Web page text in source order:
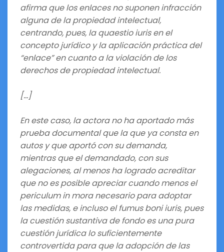
afirma que los enlaces no suponen infracción
alguna de la propiedad intelectual,
centrando, pues, la quaestio iuris en el
concepto jurídico y la aplicación práctica del
“enlace” en cuanto a la violación de los
derechos de propiedad intelectual.
[…]
En este caso, la actora no ha aportado más
prueba documental que la que ya consta en
autos y que aportó con su demanda,
mientras que el demandado, con sus
alegaciones, al menos ha logrado acreditar
que no es posible apreciar cuando menos el
periculum in mora necesario para adoptar
las medidas, e incluso el fumus boni iuris, pues
la cuestión sustantiva de fondo es una pura
cuestión jurídica lo suficientemente
controvertida para que la adopción de las